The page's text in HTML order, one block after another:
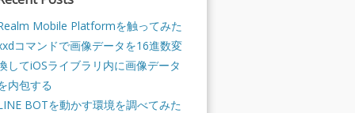
Mobile Platformを触ってみた
コマンドで画像データを16進数変
してiOSライブラリ内に画像データ
内包する
BOTを動かす環境を調べてみた